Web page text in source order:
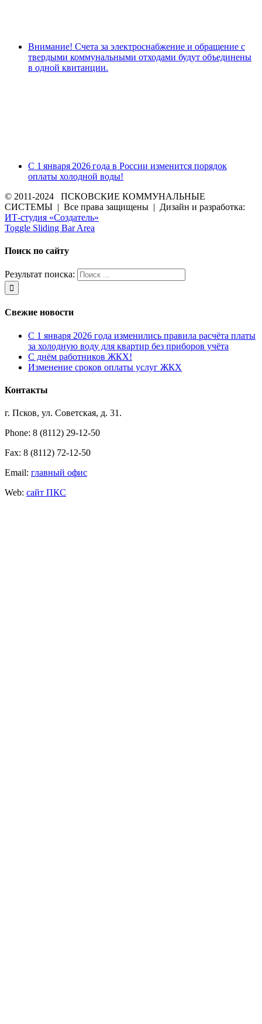
Внимание! Счета за электроснабжение и обращение с
твердыми коммунальными отходами будут объединены
в одной квитанции.
С 1 января 2026 года в России изменится порядок
оплаты холодной воды!
© 2011-2024 ПСКОВСКИЕ КОММУНАЛЬНЫЕ
СИСТЕМЫ | Все права защищены | Дизайн и разработка:
ИТ-студия «Создатель»
Toggle Sliding Bar Area
Поиск по сайту
Результат поиска:
Свежие новости
С 1 января 2026 года изменились правила расчёта платы
за холодную воду для квартир без приборов учёта
С днём работников ЖКХ!
Изменение сроков оплаты услуг ЖКХ
Контакты
г. Псков, ул. Советская, д. 31.
Phone: 8 (8112) 29-12-50
Fax: 8 (8112) 72-12-50
Email: главный офис
Web: сайт ПКС